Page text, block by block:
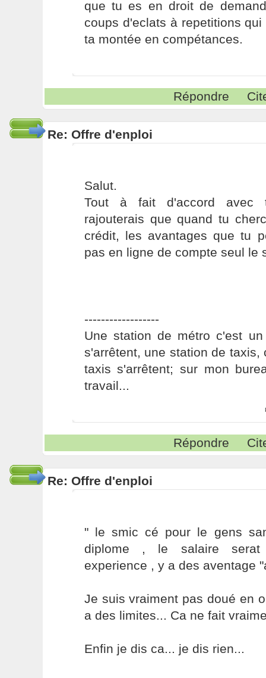
que tu es en droit de
coups d'eclats à repetitions
ta montée en compétances.
Répondre
Re: Offre d'enploi
Salut.
Tout à fait d'accord avec
rajouterais que quand tu
crédit, les avantages que tu
pas en ligne de compte seul le
------------------
Une station de métro c'est
s'arrêtent, une station de taxis,
taxis s'arrêtent; sur mon
travail...
Répondre
Re: Offre d'enploi
" le smic cé pour le gens
diplome , le salaire serat
experience , y a des aventage
Je suis vraiment pas doué en
a des limites... Ca ne fait
Enfin je dis ca... je dis rien...